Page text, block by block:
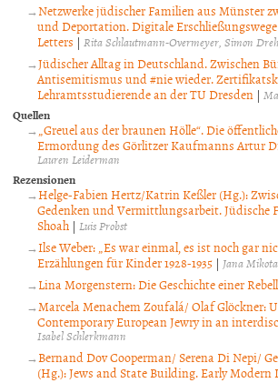
Netzwerke jüdischer Familien aus Münster
und Deportation. Digitale
Letters | Rita Schlautmann-Overmeyer Simon
Jüdischer Alltag in Deutschland. Zwischen
Antisemitismus und #nie wieder.
Lehramtsstudierende an der TU Dresden |
Quellen
„Greuel aus der braunen Hölle“. Die
Ermordung des Görlitzer Kaufmanns Artur
Lauren Leiderman
Rezensionen
Helge-Fabien Hertz/Katrin Keßler (Hg.):
Gedenken und Vermittlungsarbeit. Jüdische
Shoah | Luis Probst
Ilse Weber: „Es war einmal, es ist noch gar
Erzählungen für Kinder 1928-1935 | Jana Mikota
Lina Morgenstern: Die Geschichte einer
Marcela Menachem Zoufalá/ Olaf Glöckner:
Contemporary European Jewry in an
Isabel Schlerkmann
Bernand Dov Cooperman/ Serena Di Nepi/
(Hg.): Jews and State Building. Early Modern